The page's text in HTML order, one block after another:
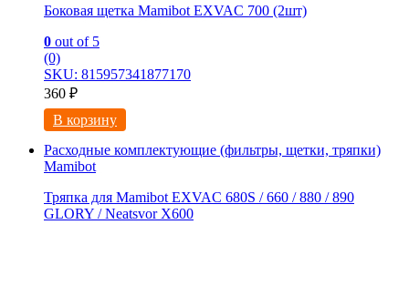
Боковая щетка Mamibot EXVAC 700 (2шт)
0 out of 5
(0)
SKU: 815957341877170
360 ₽
В корзину
Расходные комплектующие (фильтры, щетки, тряпки)
Mamibot
Тряпка для Mamibot EXVAC 680S / 660 / 880 / 890
GLORY / Neatsvor X600